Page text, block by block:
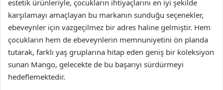
estetik ürünleriyle, çocukların ihtiyaçlarını en iyi şekilde
karşılamayı amaçlayan bu markanın sunduğu seçenekler,
ebeveynler için vazgeçilmez bir adres haline gelmiştir. Hem
çocukların hem de ebeveynlerin memnuniyetini ön planda
tutarak, farklı yaş gruplarına hitap eden geniş bir koleksiyon
sunan Mango, gelecekte de bu başarıyı sürdürmeyi
hedeflemektedir.